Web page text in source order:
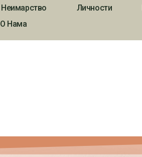
Неимарство Личности
О Нама